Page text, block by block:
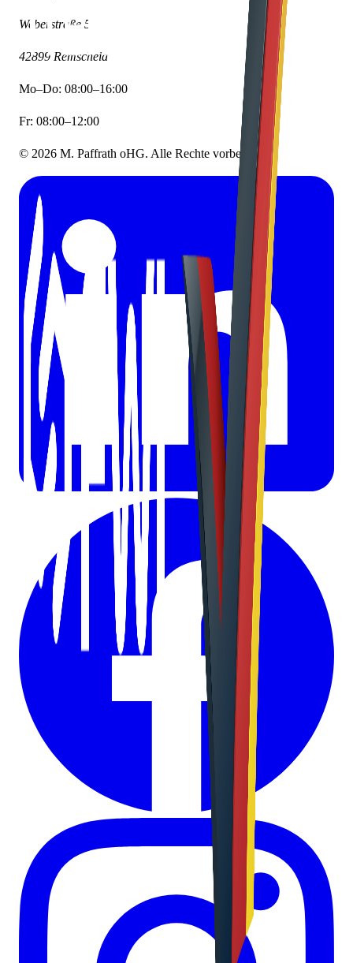
Weberstraße 5
42899 Remscheid
Mo–Do: 08:00–16:00
Fr: 08:00–12:00
© 2026 M. Paffrath oHG. Alle Rechte vorbehalten.